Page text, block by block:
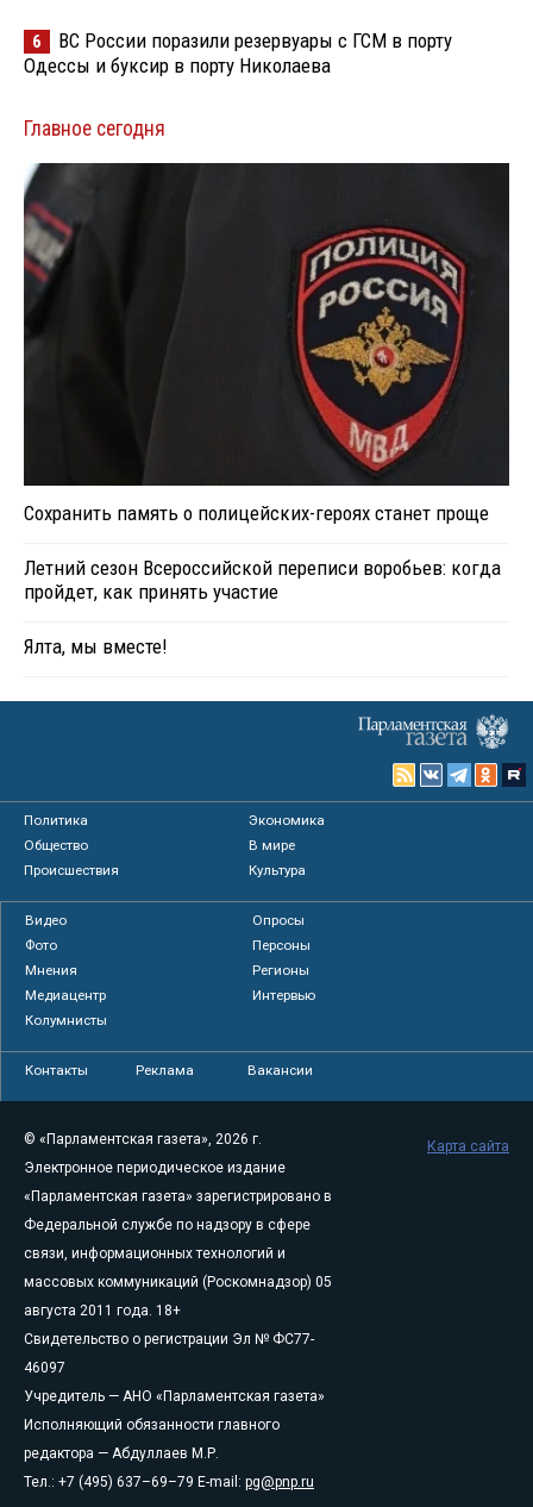
6
ВС России поразили резервуары с ГСМ в порту
Одессы и буксир в порту Николаева
Главное сегодня
Сохранить память о полицейских-героях станет проще
Летний сезон Всероссийской переписи воробьев: когда
пройдет, как принять участие
Ялта, мы вместе!
Политика
Экономика
Общество
В мире
Происшествия
Культура
Видео
Опросы
Фото
Персоны
Мнения
Регионы
Медиацентр
Интервью
Колумнисты
Контакты Реклама Вакансии
© «Парламентская газета», 2026 г.
Электронное периодическое издание
«Парламентская газета» зарегистрировано в
Федеральной службе по надзору в сфере
связи, информационных технологий и
массовых коммуникаций (Роскомнадзор) 05
августа 2011 года. 18+
Свидетельство о регистрации Эл № ФС77-
46097
Учредитель — АНО «Парламентская газета»
Исполняющий обязанности главного
редактора — Абдуллаев М.Р.
Тел.: +7 (495) 637–69–79 E-mail: pg@pnp.ru
Карта сайта